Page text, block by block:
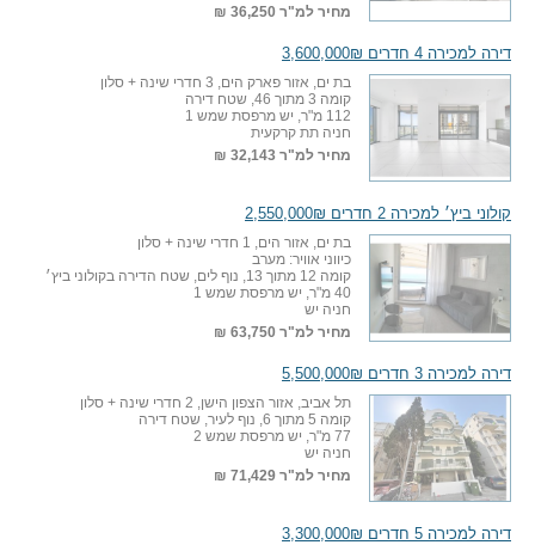
מחיר למ"ר 36,250 ₪
דירה למכירה 4 חדרים 3,600,000₪
בת ים, אזור פארק הים, 3 חדרי שינה + סלון
קומה 3 מתוך 46, שטח דירה
112 מ"ר, יש מרפסת שמש 1
חניה תת קרקעית
מחיר למ"ר 32,143 ₪
קולוני ביץ׳ למכירה 2 חדרים 2,550,000₪
בת ים, אזור הים, 1 חדרי שינה + סלון
כיווני אוויר: מערב
קומה 12 מתוך 13, נוף לים, שטח הדירה בקולוני ביץ׳
40 מ"ר, יש מרפסת שמש 1
חניה יש
מחיר למ"ר 63,750 ₪
דירה למכירה 3 חדרים 5,500,000₪
תל אביב, אזור הצפון הישן, 2 חדרי שינה + סלון
קומה 5 מתוך 6, נוף לעיר, שטח דירה
77 מ"ר, יש מרפסת שמש 2
חניה יש
מחיר למ"ר 71,429 ₪
דירה למכירה 5 חדרים 3,300,000₪